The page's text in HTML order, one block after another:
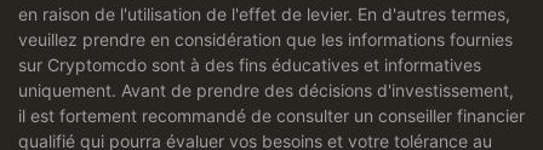
en raison de l'utilisation de l'effet de levier. En d'autres termes,
veuillez prendre en considération que les informations fournies
sur Cryptomcdo sont à des fins éducatives et informatives
uniquement. Avant de prendre des décisions d'investissement,
il est fortement recommandé de consulter un conseiller financier
qualifié qui pourra évaluer vos besoins et votre tolérance au